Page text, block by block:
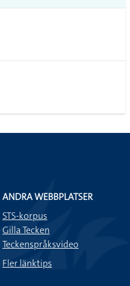
ANDRA WEBBPLATSER
STS-korpus
Gilla Tecken
Teckenspråksvideo
Fler länktips